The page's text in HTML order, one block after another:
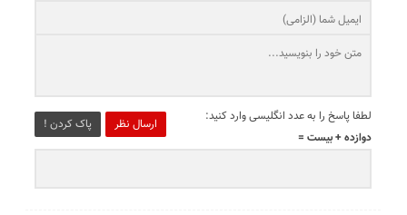
ارسال نظر پاک کردن !
لطفا پاسخ را به عدد انگلیسی وارد کنید:
دوازده + بیست =